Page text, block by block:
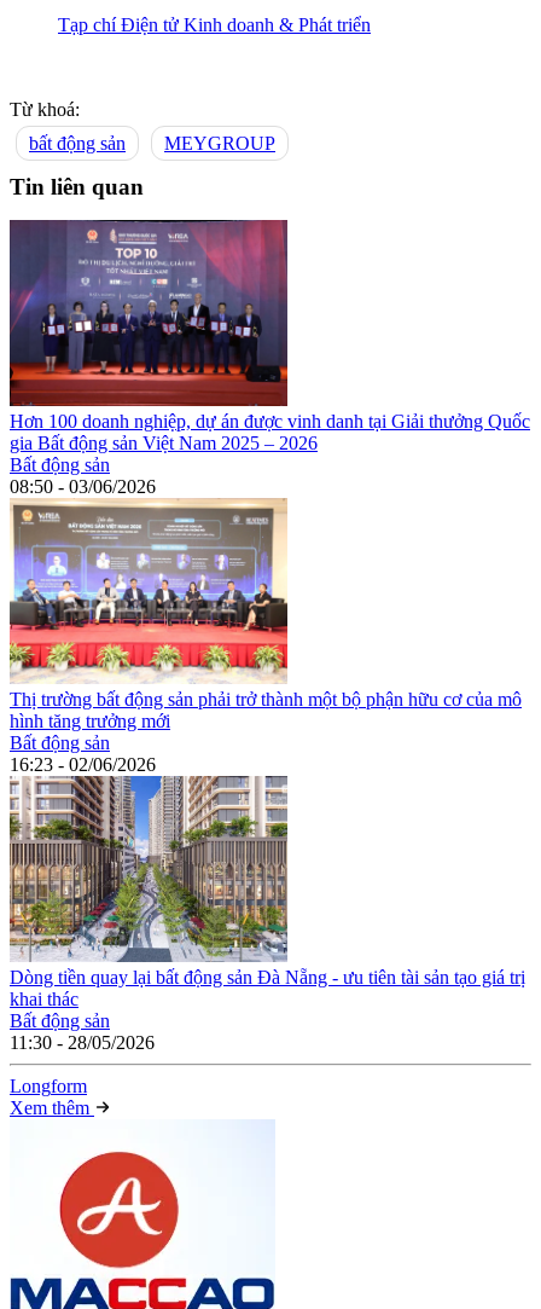
Tạp chí Điện tử Kinh doanh & Phát triển
Từ khoá:
bất động sản
MEYGROUP
Tin liên quan
Hơn 100 doanh nghiệp, dự án được vinh danh tại Giải thưởng Quốc
gia Bất động sản Việt Nam 2025 – 2026
Bất động sản
08:50 - 03/06/2026
Thị trường bất động sản phải trở thành một bộ phận hữu cơ của mô
hình tăng trưởng mới
Bất động sản
16:23 - 02/06/2026
Dòng tiền quay lại bất động sản Đà Nẵng - ưu tiên tài sản tạo giá trị
khai thác
Bất động sản
11:30 - 28/05/2026
Longform
Xem thêm